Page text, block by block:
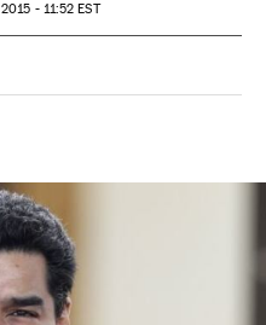
- 11:52 EST
Sociales